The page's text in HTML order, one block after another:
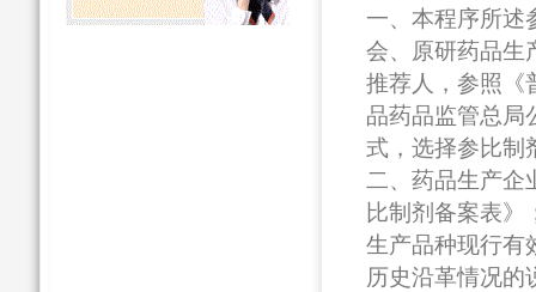
一、本程序所述
会、原研药品生
推荐人，参照《
品药品监管总局
式，选择参比制
二、药品生产企
比制剂备案表》
生产品种现行有
历史沿革情况的